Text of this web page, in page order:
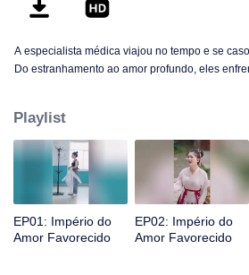
A especialista médica viajou no tempo e se
Do estranhamento ao amor profundo, eles
Playlist
EP01: Império do
Amor Favorecido
EP02: Império do
Amor Favorecido